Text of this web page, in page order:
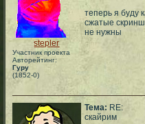
stepler
Участник проекта
Авторейтинг:
Гуру
(1852-0)
теперь я буду
сжатые
не нужны
Тема: RE:
скайрим